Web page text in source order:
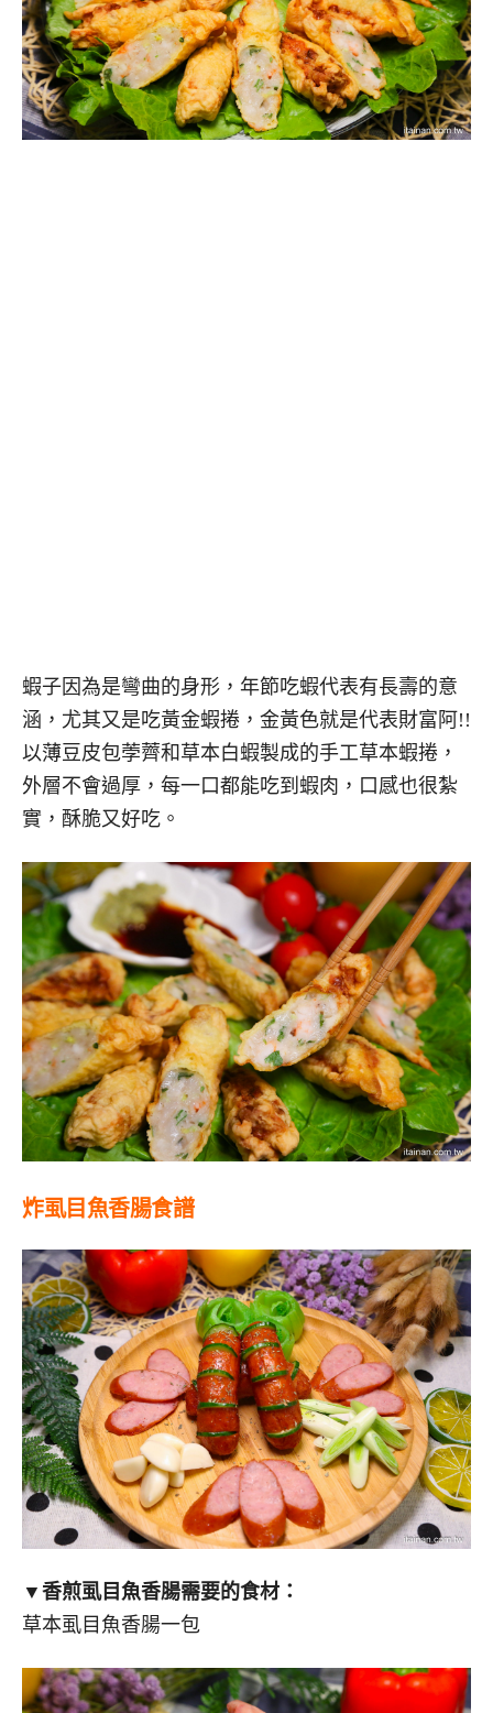
蝦子因為是彎曲的身形，年節吃蝦代表有長壽的意
涵，尤其又是吃黃金蝦捲，金黃色就是代表財富阿!!
以薄豆皮包荸薺和草本白蝦製成的手工草本蝦捲，
外層不會過厚，每一口都能吃到蝦肉，口感也很紮
實，酥脆又好吃。
炸虱目魚香腸食譜
▼香煎虱目魚香腸需要的食材：
草本虱目魚香腸一包